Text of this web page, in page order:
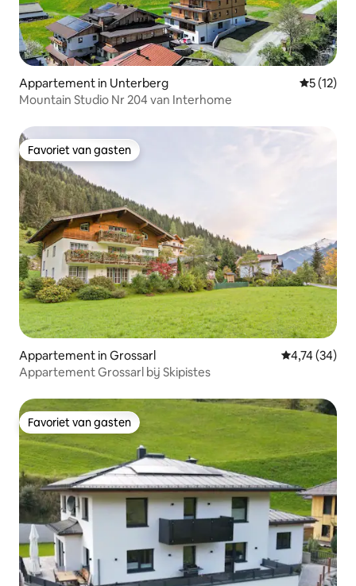
Appartement in Unterberg
5 (12)
Mountain Studio Nr 204 van Interhome
Favoriet van gasten
Favoriet van gasten
Appartement in Grossarl Gemiddelde
4,74 (34)
Appartement Grossarl bij Skipistes
Favoriet van gasten
Favoriet van gasten